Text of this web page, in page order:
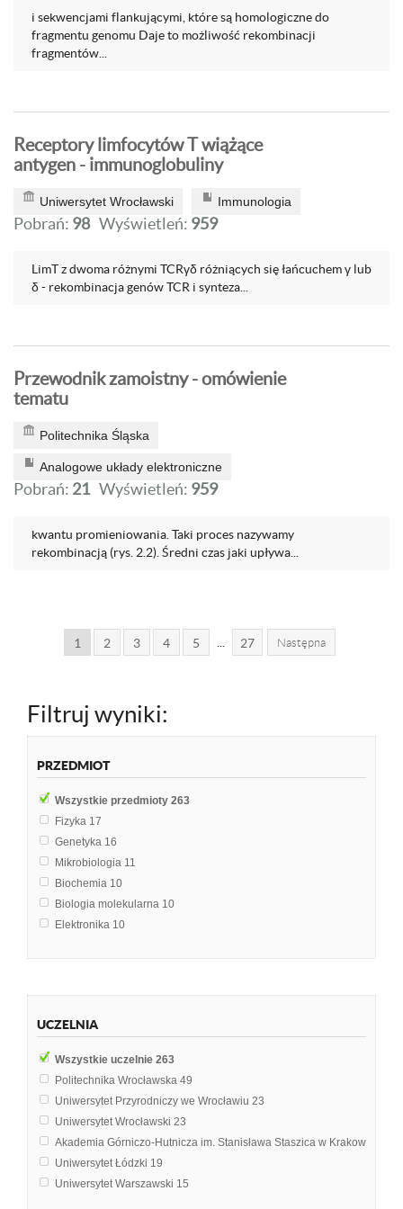
i sekwencjami flankującymi, które są homologiczne do
fragmentu genomu Daje to możliwość rekombinacji
fragmentów...
Receptory limfocytów T wiążące
antygen - immunoglobuliny
Uniwersytet Wrocławski Immunologia
Pobrań: 98 Wyświetleń: 959
LimT z dwoma różnymi TCRγδ różniących się łańcuchem γ lub
δ - rekombinacja genów TCR i synteza...
Przewodnik zamoistny - omówienie
tematu
Politechnika Śląska
Analogowe układy elektroniczne
Pobrań: 21 Wyświetleń: 959
kwantu promieniowania. Taki proces nazywamy
rekombinacją (rys. 2.2). Średni czas jaki upływa...
1 2 3 4 5 27 Następna
Filtruj wyniki:
PRZEDMIOT
Wszystkie przedmioty 263
Fizyka 17
Genetyka 16
Mikrobiologia 11
Biochemia 10
Biologia molekularna 10
Elektronika 10
Immunologia
UCZELNIA
Wszystkie uczelnie 263
Politechnika Wrocławska 49
Uniwersytet Przyrodniczy we Wrocławiu 23
Uniwersytet Wrocławski 23
Akademia Górniczo-Hutnicza im. Stanisława Staszica w Krakowie
Uniwersytet Łódzki 19
Uniwersytet Warszawski 15